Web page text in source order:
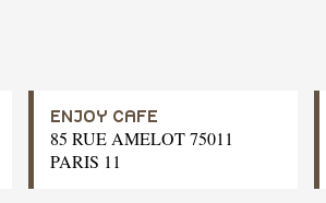
ENJOY CAFE
85 RUE AMELOT 75011
PARIS 11